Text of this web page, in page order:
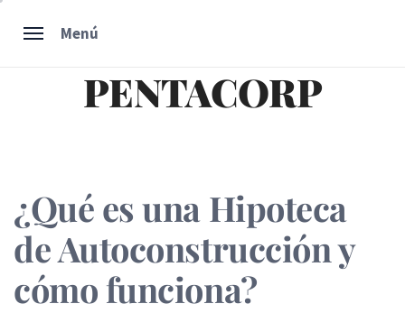
Menú
PENTACORP
¿Qué es una Hipoteca
de Autoconstrucción y
cómo funciona?